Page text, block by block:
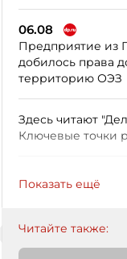
06.08
Предприятие из
добилось права
территорию ОЭЗ
Здесь читают
Ключевые точки
Показать ещё
Читайте также: